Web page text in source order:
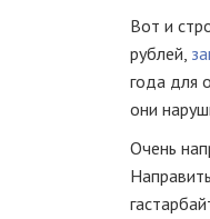
Вот и
рублей,
года для
они
Очень